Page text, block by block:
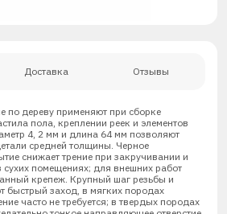
Доставка Отзывы
по дереву применяют при сборке
пола, креплении реек и элементов
4, 2 мм и длина 64 мм позволяют
средней толщины. Черное
снижает трение при закручивании и
помещениях; для внешних работ
крепеж. Крупный шаг резьбы и
быстрый заход, в мягких породах
часто не требуется; в твердых породах